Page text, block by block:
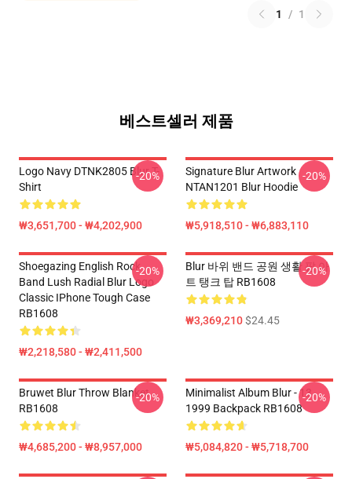
1 / 1
베스트셀러 제품
Logo Navy DTNK2805 Blur T-
Shirt
₩3,651,700 - ₩4,202,900
-20%
Signature Blur Artwork
NTAN1201 Blur Hoodie
₩5,918,510 - ₩6,883,110
-20%
Shoegazing English Rock
Band Lush Radial Blur Logo
Classic IPhone Tough Case
RB1608
₩2,218,580 - ₩2,411,500
-20%
Blur 바위 밴드 공원 생활 팝 아
트 탱크 탑 RB1608
₩3,369,210$24.45
-20%
Bruwet Blur Throw Blanket
RB1608
₩4,685,200 - ₩8,957,000
-20%
Minimalist Album Blur - 13
1999 Backpack RB1608
₩5,084,820 - ₩5,718,700
-20%